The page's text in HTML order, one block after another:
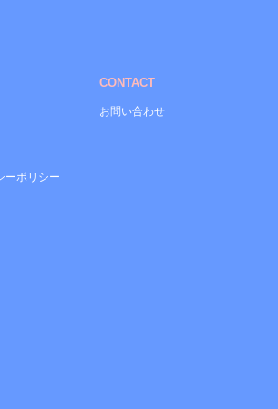
ーポリシー
CONTACT
お問い合わせ